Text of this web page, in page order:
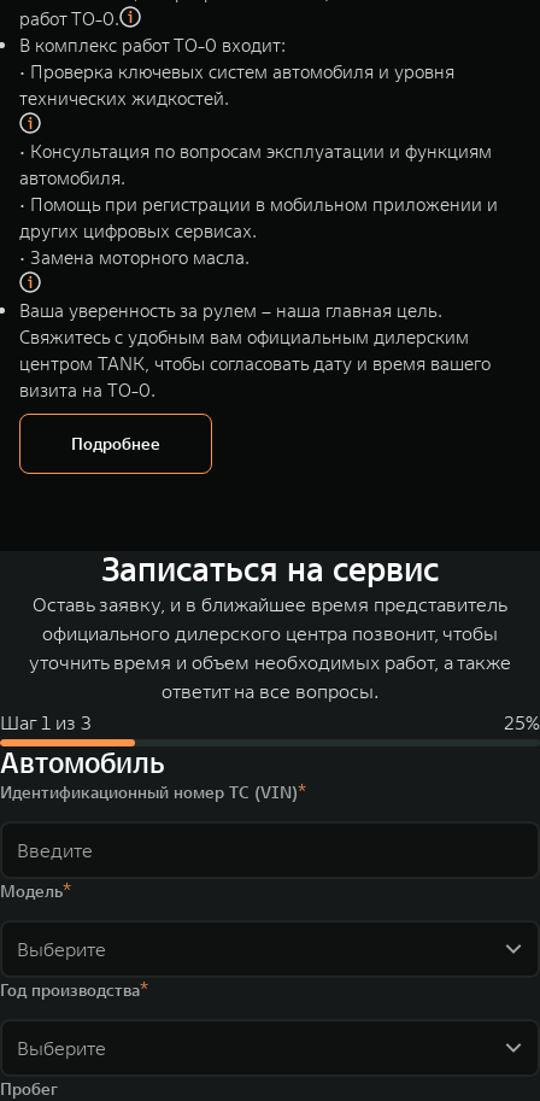
WEY 80
Масштаб возможностей
от 6 449 000 ₽
Масштаб возможностей
от 8 099 000 ₽
работ ТО-0.
В комплекс работ ТО-0 входит:
• Проверка ключевых систем автомобиля и уровня
технических жидкостей.
• Консультация по вопросам эксплуатации и функциям
автомобиля.
• Помощь при регистрации в мобильном приложении и
других цифровых сервисах.
• Замена моторного масла.
Ваша уверенность за рулем – наша главная цель.
Свяжитесь с удобным вам официальным дилерским
центром TANK, чтобы согласовать дату и время вашего
визита на ТО-0.
Подробнее
Записаться на сервис
Оставь заявку, и в ближайшее время представитель
официального дилерского центра позвонит, чтобы
уточнить время и объем необходимых работ, а также
ответит на все вопросы.
Шаг1 из 3 25%
Автомобиль
Идентификационный номер ТС (VIN)
Модель
Выберите
Год производства
Выберите
Пробег